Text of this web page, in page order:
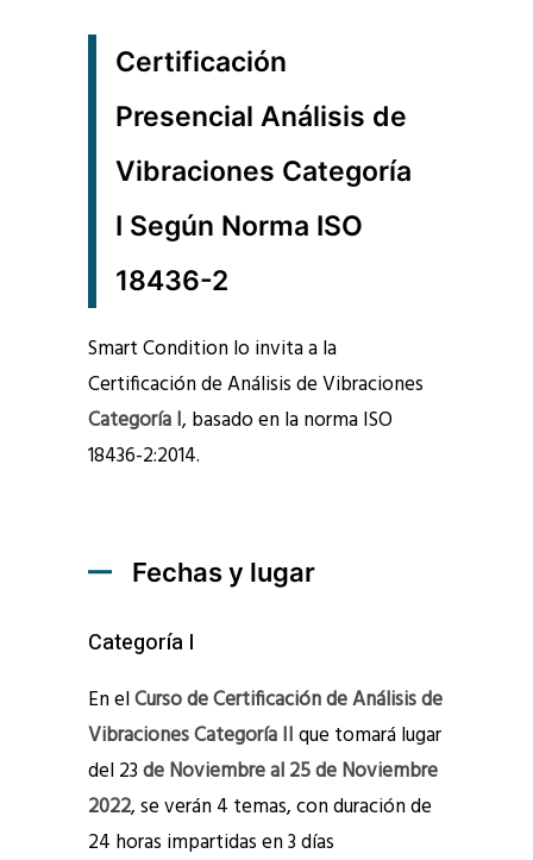
Certificación
Presencial Análisis de
Vibraciones Categoría
I Según Norma ISO
18436-2
Smart Condition lo invita a la
Certificación de Análisis de Vibraciones
Categoría I, basado en la norma ISO
18436-2:2014.
Fechas y lugar
Categoría I
En elCurso de Certificación de Análisis de
Vibraciones Categoría IIque tomará lugar
del 23de Noviembre al 25 de Noviembre
2022, se verán 4 temas, con duración de
24 horas impartidas en 3 días